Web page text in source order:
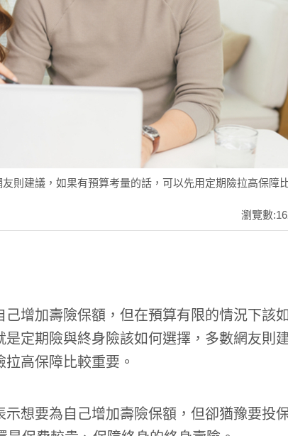
則建議，如果有預算考量的話，可以先用定期險拉高保障
瀏覽數
增加壽險保額，但在預算有限的情況下該
定期險與終身險該如何選擇，多數網友則
高保障比較重要。
示想要為自己增加壽險保額，但卻猶豫要投